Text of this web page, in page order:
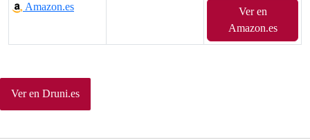
Amazon.es
Ver en
Amazon.es
Ver en Druni.es